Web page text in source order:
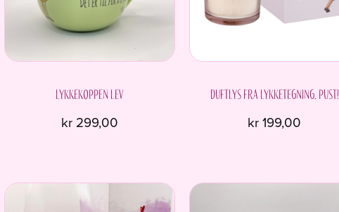
Lykkekoppen LEV
kr299,00
Duftlys fra Lykketegning. Pust!
kr199,00